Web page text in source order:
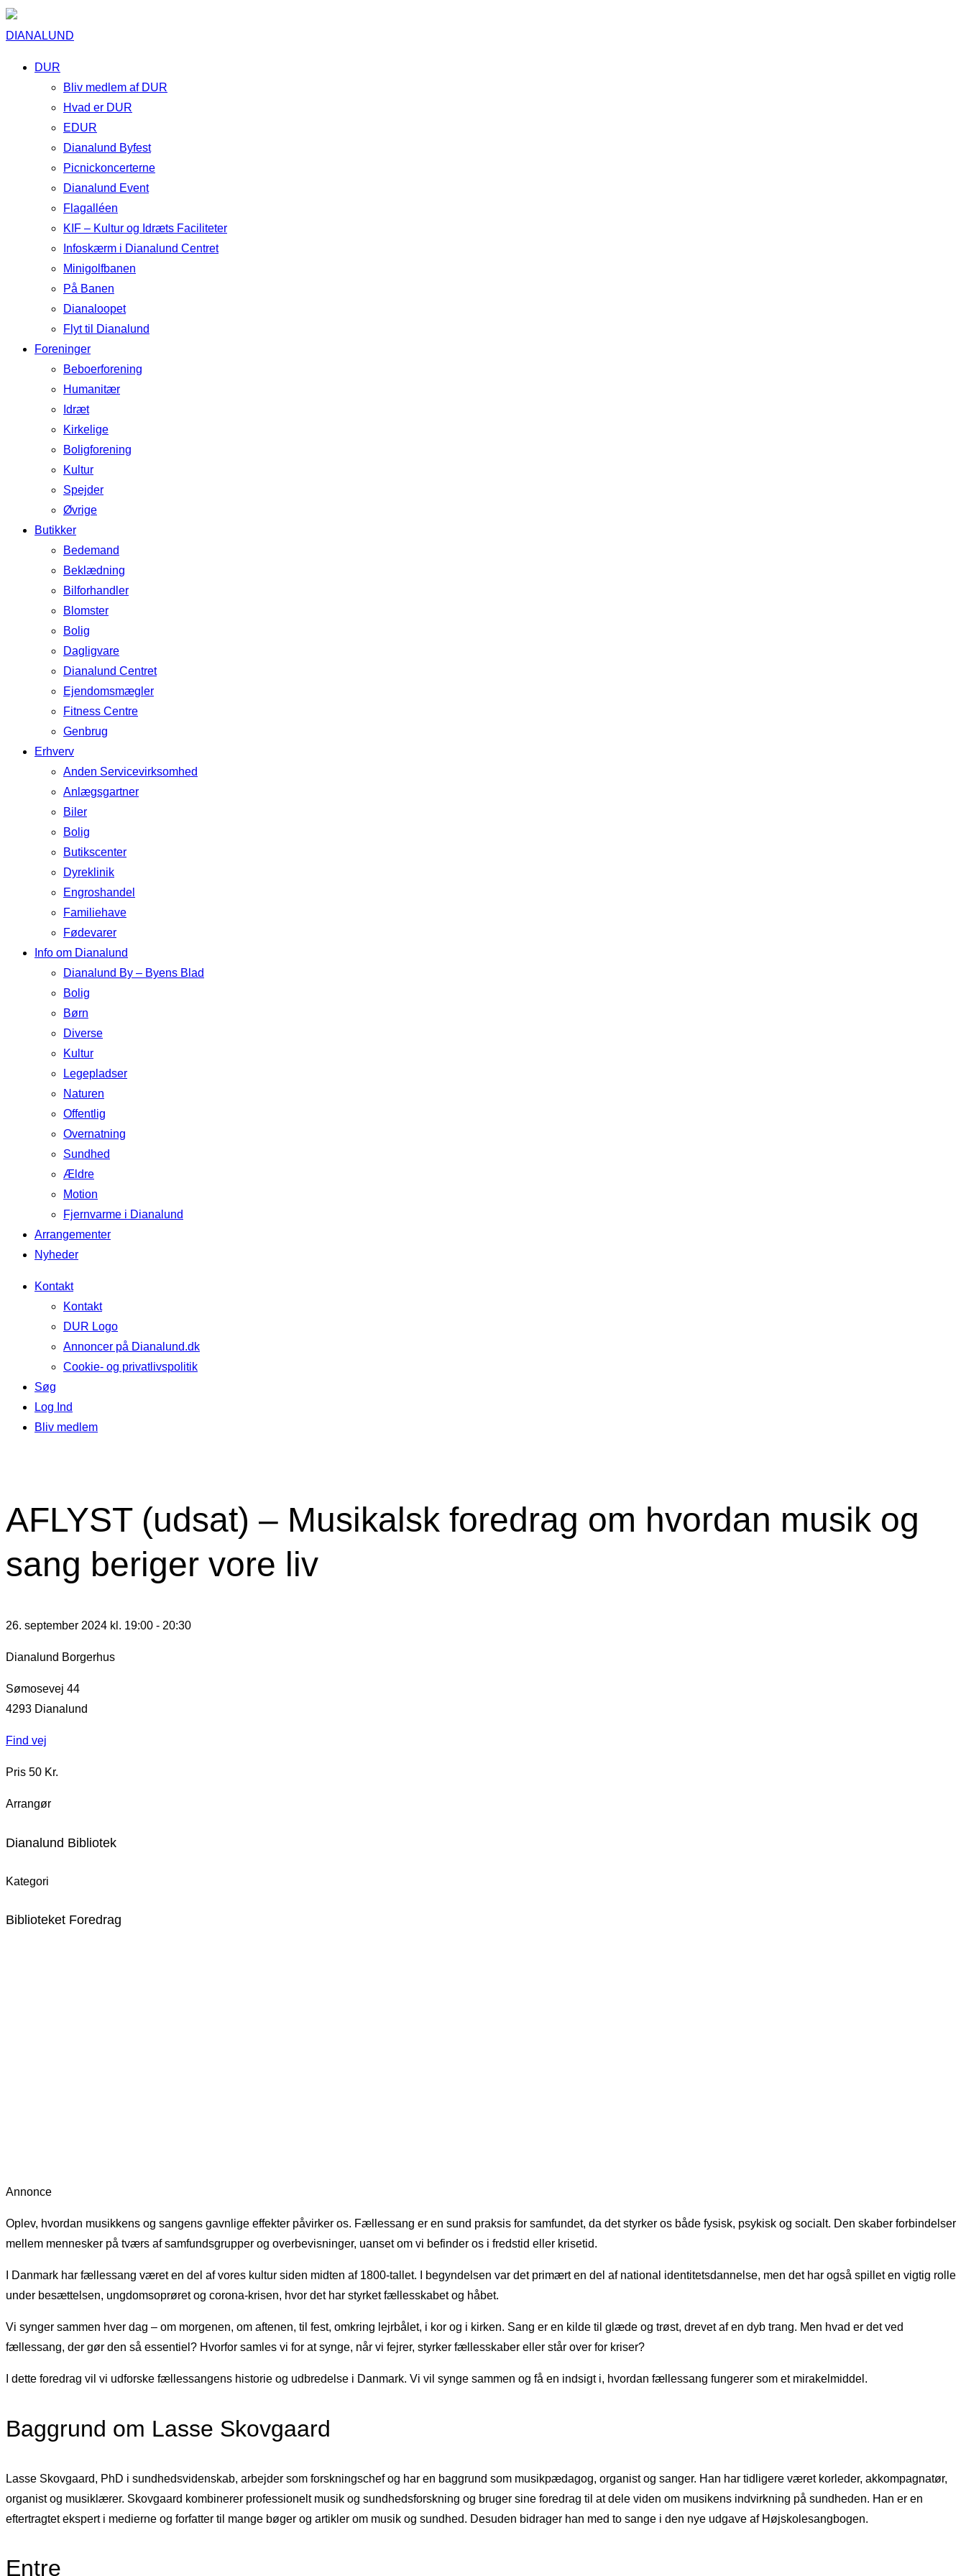
DIANALUND
DUR
Bliv medlem af DUR
Hvad er DUR
EDUR
Dianalund Byfest
Picnickoncerterne
Dianalund Event
Flagalléen
KIF – Kultur og Idræts Faciliteter
Infoskærm i Dianalund Centret
Minigolfbanen
På Banen
Dianaloopet
Flyt til Dianalund
Foreninger
Beboerforening
Humanitær
Idræt
Kirkelige
Boligforening
Kultur
Spejder
Øvrige
Butikker
Bedemand
Beklædning
Bilforhandler
Blomster
Bolig
Dagligvare
Dianalund Centret
Ejendomsmægler
Fitness Centre
Genbrug
Erhverv
Anden Servicevirksomhed
Anlægsgartner
Biler
Bolig
Butikscenter
Dyreklinik
Engroshandel
Familiehave
Fødevarer
Info om Dianalund
Dianalund By – Byens Blad
Bolig
Børn
Diverse
Kultur
Legepladser
Naturen
Offentlig
Overnatning
Sundhed
Ældre
Motion
Fjernvarme i Dianalund
Arrangementer
Nyheder
Kontakt
Kontakt
DUR Logo
Annoncer på Dianalund.dk
Cookie- og privatlivspolitik
Søg
Log Ind
Bliv medlem
AFLYST (udsat) – Musikalsk foredrag om hvordan musik og
sang beriger vore liv
26. september 2024 kl. 19:00 - 20:30
Dianalund Borgerhus
Sømosevej 44
4293 Dianalund
Find vej
Pris 50 Kr.
Arrangør
Dianalund Bibliotek
Kategori
Biblioteket Foredrag
Annonce
Oplev, hvordan musikkens og sangens gavnlige effekter påvirker os. Fællessang er en sund praksis for samfundet, da det styrker os både fysisk, psykisk og socialt. Den skaber forbindelser
mellem mennesker på tværs af samfundsgrupper og overbevisninger, uanset om vi befinder os i fredstid eller krisetid.
I Danmark har fællessang været en del af vores kultur siden midten af 1800-tallet. I begyndelsen var det primært en del af national identitetsdannelse, men det har også spillet en vigtig rolle
under besættelsen, ungdomsoprøret og corona-krisen, hvor det har styrket fællesskabet og håbet.
Vi synger sammen hver dag – om morgenen, om aftenen, til fest, omkring lejrbålet, i kor og i kirken. Sang er en kilde til glæde og trøst, drevet af en dyb trang. Men hvad er det ved
fællessang, der gør den så essentiel? Hvorfor samles vi for at synge, når vi fejrer, styrker fællesskaber eller står over for kriser?
I dette foredrag vil vi udforske fællessangens historie og udbredelse i Danmark. Vi vil synge sammen og få en indsigt i, hvordan fællessang fungerer som et mirakelmiddel.
Baggrund om Lasse Skovgaard
Lasse Skovgaard, PhD i sundhedsvidenskab, arbejder som forskningschef og har en baggrund som musikpædagog, organist og sanger. Han har tidligere været korleder, akkompagnatør,
organist og musiklærer. Skovgaard kombinerer professionelt musik og sundhedsforskning og bruger sine foredrag til at dele viden om musikens indvirkning på sundheden. Han er en
eftertragtet ekspert i medierne og forfatter til mange bøger og artikler om musik og sundhed. Desuden bidrager han med to sange i den nye udgave af Højskolesangbogen.
Entre